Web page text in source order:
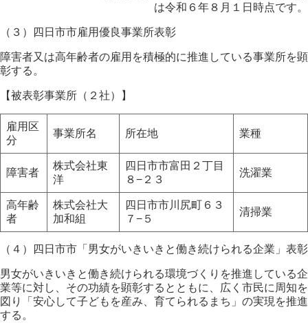
は令和６年８月１日時点です。
（３）四日市市雇用優良事業所表彰
障害者又は高年齢者の雇用を積極的に推進している事業所を顕
彰する。
【被表彰事業所（２社）】
雇用区
分
事業所名 所在地 業種
障害者
株式会社東
洋
四日市市富田２丁目
８−２３
洗濯業
高年齢
者
株式会社大
加和組
四日市市川尻町６３
７−５
清掃業
（４）四日市市「男女がいきいきと働き続けられる企業」表彰
男女がいきいきと働き続けられる環境づくりを推進している企
業等に対し、その功績を顕彰するとともに、広く市民に周知を
図り「安心して子どもを産み、育てられるまち」の実現を推進
する。